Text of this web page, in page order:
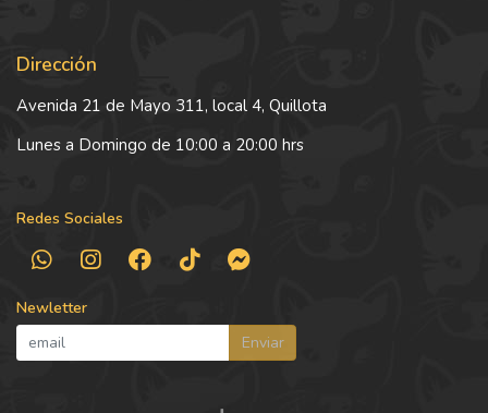
Dirección
Avenida 21 de Mayo 311, local 4, Quillota
Lunes a Domingo de 10:00 a 20:00 hrs
Redes Sociales
Newletter
Enviar